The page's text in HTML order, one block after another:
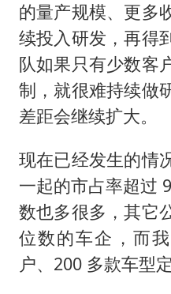
的量产规模、更多
续投入研发，再得
队如果只有少数客
制，就很难持续做
差距会继续扩大。
现在已经发生的情
一起的市占率超过
数也多很多，其它
位数的车企，而
户、200 多款车型定